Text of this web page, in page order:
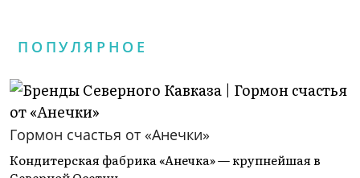
ПОПУЛЯРНОЕ
Гормон счастья от «Анечки»
Кондитерская фабрика «Анечка» — крупнейшая в